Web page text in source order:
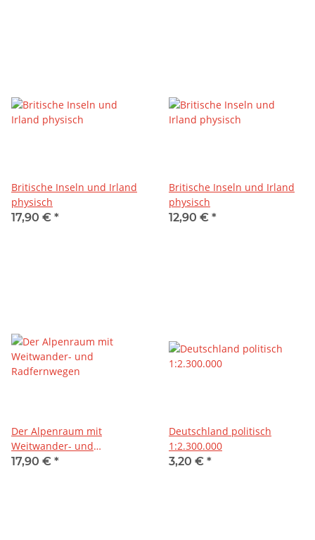
Britische Inseln und Irland
physisch
17,90 € *
Britische Inseln und Irland
physisch
12,90 € *
Der Alpenraum mit
Weitwander- und
Radfernwegen
17,90 € *
Deutschland politisch
1:2.300.000
3,20 € *